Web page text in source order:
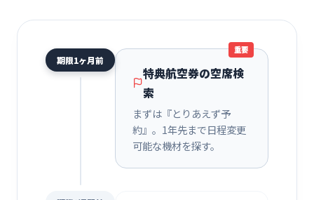
期限1ヶ月前
重要
特典航空券の空席検
索
まずは『とりあえず予
約』。1年先まで日程変更
可能な機材を探す。